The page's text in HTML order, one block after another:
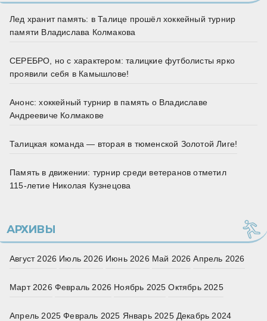
Лед хранит память: в Талице прошёл хоккейный турнир
памяти Владислава Колмакова
СЕРЕБРО, но с характером: талицкие футболисты ярко
проявили себя в Камышлове!
Анонс: хоккейный турнир в память о Владиславе
Андреевиче Колмакове
Талицкая команда — вторая в тюменской Золотой Лиге!
Память в движении: турнир среди ветеранов отметил
115‑летие Николая Кузнецова
АРХИВЫ
Август 2026 Июль 2026 Июнь 2026 Май 2026 Апрель 2026
Март 2026 Февраль 2026 Ноябрь 2025 Октябрь 2025
Апрель 2025 Февраль 2025 Январь 2025 Декабрь 2024